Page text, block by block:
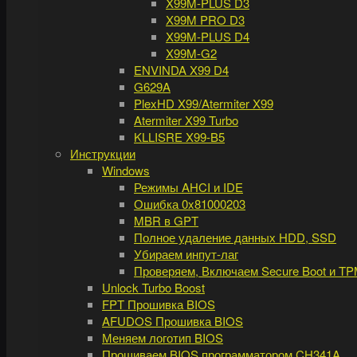
X99M PRO D3
X99M-PLUS D4
X99M-G2
ENVINDA X99 D4
G629A
PlexHD X99/Atermiter X99
Atermiter X99 Turbo
KLLISRE X99-B5
Инструкции
Windows
Режимы AHCI и IDE
Ошибка 0x81000203
MBR в GPT
Полное удаление данных HDD, SSD
Убираем инпут-лаг
Проверяем, Включаем Secure Boot и
Unlock Turbo Boost
FPT Прошивка BIOS
AFUDOS Прошивка BIOS
Меняем логотип BIOS